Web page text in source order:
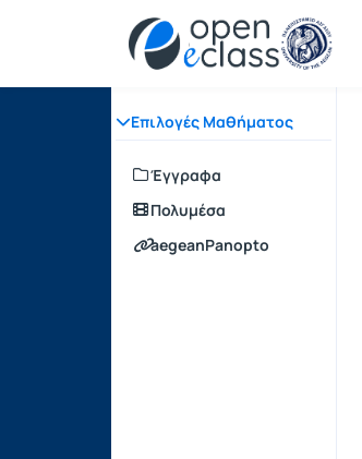
Επιλογές Μαθήματος
Έγγραφα
Πολυμέσα
aegeanPanopto